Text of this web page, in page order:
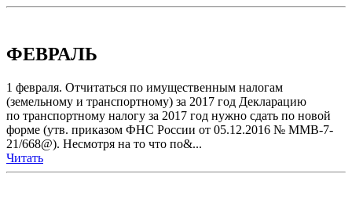
ФЕВРАЛЬ
1 февраля. Отчитаться по имущественным налогам
(земельному и транспортному) за 2017 год Декларацию
по транспортному налогу за 2017 год нужно сдать по новой
форме (утв. приказом ФНС России от 05.12.2016 № ММВ-7-
21/668@). Несмотря на то что по&...
Читать